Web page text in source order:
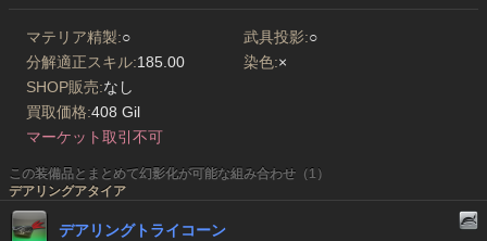
マテリア精製:○ 武具投影:○
分解適正スキル:185.00 染色:×
SHOP販売:なし
買取価格:408 Gil
マーケット取引不可
この装備品とまとめて幻影化が可能な組み合わせ（1）
デアリングアタイア
デアリングトライコーン